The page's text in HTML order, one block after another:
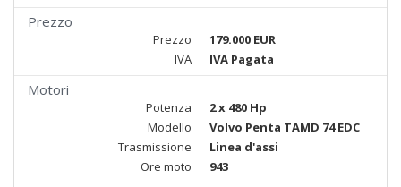
Prezzo
Prezzo
179.000 EUR
IVA
IVA Pagata
Motori
Potenza
2 x 480 Hp
Modello
Volvo Penta TAMD 74 EDC
Trasmissione
Linea d'assi
Ore moto
943